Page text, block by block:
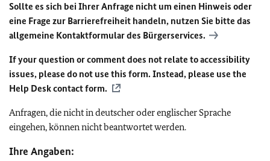
Sollte es sich bei Ihrer Anfrage nicht um einen Hinweis oder
eine Frage zur Barrierefreiheit handeln, nutzen Sie bitte das
allgemeine Kontaktformular des Bürgerservices.
If your question or comment does not relate to accessibility
issues, please do not use this form. Instead, please use the
Help Desk contact form.
Anfragen, die nicht in deutscher oder englischer Sprache
eingehen, können nicht beantwortet werden.
Ihre Angaben: